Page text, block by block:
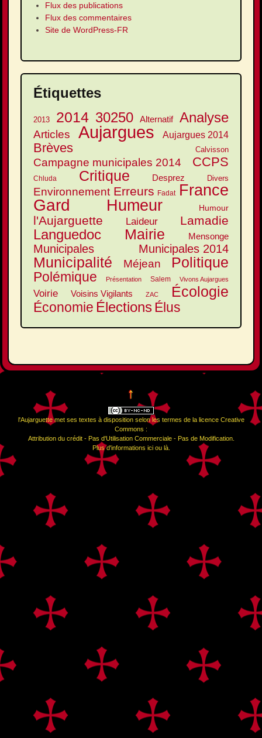
Flux des publications
Flux des commentaires
Site de WordPress-FR
Étiquettes
2013 2014 30250 Alternatif Analyse
Articles Aujargues Aujargues 2014
Brèves Calvisson
Campagne municipales 2014 CCPS
Chluda Critique Desprez Divers
Environnement Erreurs Fadat France
Gard Humeur Humour
l'Aujarguette Laideur Lamadie
Languedoc Mairie Mensonge
Municipales Municipales 2014
Municipalité Méjean Politique
Polémique Présentation Salem Vivons Aujargues
Voirie Voisins Vigilants ZAC Écologie
Économie ÉlectionsÉlus
↑
l'Aujarguettemet ses textes à disposition selon les termes de la licence Creative
Commons :
Attribution du crédit - Pas d'Utilisation Commerciale - Pas de Modification.
Plus d'informations iciou là.